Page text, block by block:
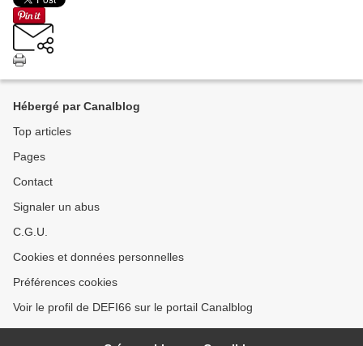
Hébergé par Canalblog
Top articles
Pages
Contact
Signaler un abus
C.G.U.
Cookies et données personnelles
Préférences cookies
Voir le profil de DEFI66 sur le portail Canalblog